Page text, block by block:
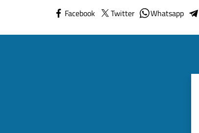
Facebook Twitter Whatsapp